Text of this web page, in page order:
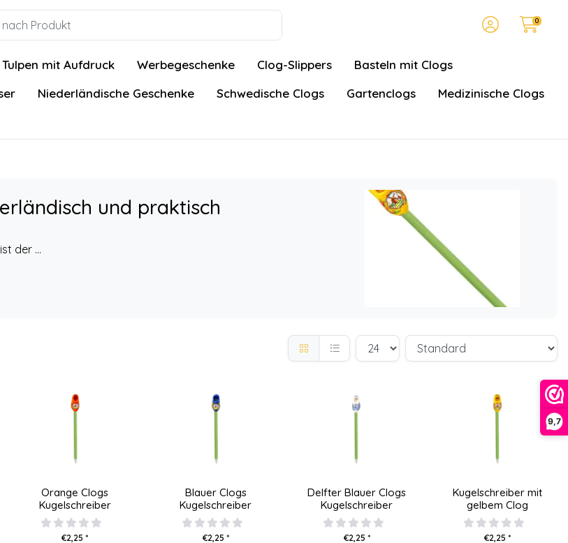
9,7
0
Tulpen mit Aufdruck Werbegeschenke Clog-Slippers
Basteln mit Clogs
Niederländische Geschenke Schwedische Clogs Gartenclogs
Medizinische Clogs
und praktisch
der ...
Orange Clogs
Kugelschreiber
€2,25 *
Blauer Clogs
Kugelschreiber
€2,25 *
Delfter Blauer Clogs
Kugelschreiber
€2,25 *
Kugelschreiber mit
gelbem Clog
€2,25 *